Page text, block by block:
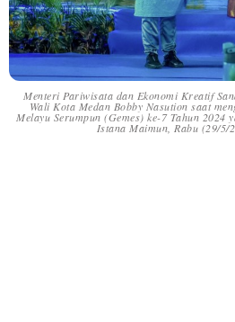
Menteri Pariwisata dan Ekonomi Kreatif
Wali Kota Medan Bobby Nasution saat
Melayu Serumpun (Gemes) ke-7 Tahun 2024
Istana Maimun, Rabu (29/5/